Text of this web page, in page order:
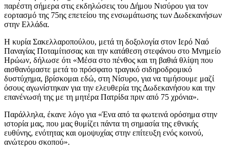
παρέστη σήμερα στις εκδηλώσεις του Δήμου Νισύρου για τον
εορτασμό της 75ης επετείου της ενσωμάτωσης των Δωδεκανήσων
στην Ελλάδα.
Η κυρία Σακελλαροπούλου, μετά τη δοξολογία στον Ιερό Ναό
Παναγίας Ποταμίτισσας και την κατάθεση στεφάνου στο Μνημείο
Ηρώων, δήλωσε ότι «Μέσα στο πένθος και τη βαθιά θλίψη που
αισθανόμαστε μετά το πρόσφατο τραγικό σιδηροδρομικό
δυστύχημα, βρίσκομαι εδώ, στη Νίσυρο, για να τιμήσουμε μαζί
όσους αγωνίστηκαν για την ελευθερία της Δωδεκανήσου και την
επανένωσή της με τη μητέρα Πατρίδα πριν από 75 χρόνια».
Παράλληλα, έκανε λόγο για «Ένα από τα φωτεινά ορόσημα στην
ιστορία μας, που μας θυμίζει πάντα τη σημασία της εθνικής
ευθύνης, ενότητας και ομοψυχίας στην επίτευξη ενός κοινού,
ανώτερου σκοπού».